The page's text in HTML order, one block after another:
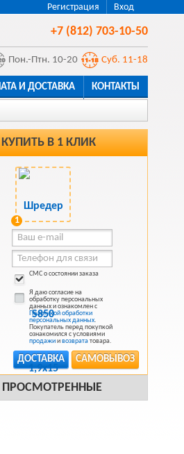
Регистрация Вход
+7 (812) 703-10-50
Пон.-Птн. 10-20 Суб. 11-18
И ДОСТАВКА КОНТАКТЫ
КУПИТЬ В 1 КЛИК
1
СМС о состоянии заказа
Я даю согласие на
обработку персональных
данных и ознакомлен с
Политикой обработки
персональных данных.
Покупатель перед покупкой
ознакомился с условиями
продажиивозврататовара.
САМОВЫВОЗ
ДОСТАВКА
ПРОСМОТРЕННЫЕ